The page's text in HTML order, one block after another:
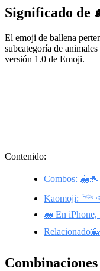
Significado de
El emoji de ballena
subcategoría de
versión 1.0 de Emoji.
Contenido:
Combos:
Kaomoji:
🐋 En iPhone,